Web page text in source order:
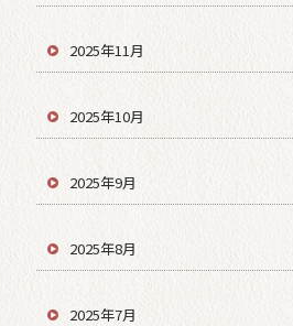
2025年11月
2025年10月
2025年9月
2025年8月
2025年7月